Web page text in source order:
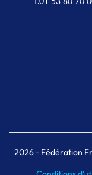
2026- Fédération